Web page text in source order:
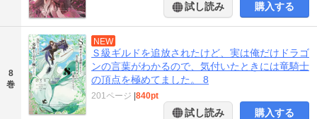
試し読み 購入する
8
巻
NEW
Ｓ級ギルドを追放されたけど、実は俺だけドラゴ
ンの言葉がわかるので、気付いたときには竜騎士
の頂点を極めてました。 8
201ページ |840pt
試し読み 購入する